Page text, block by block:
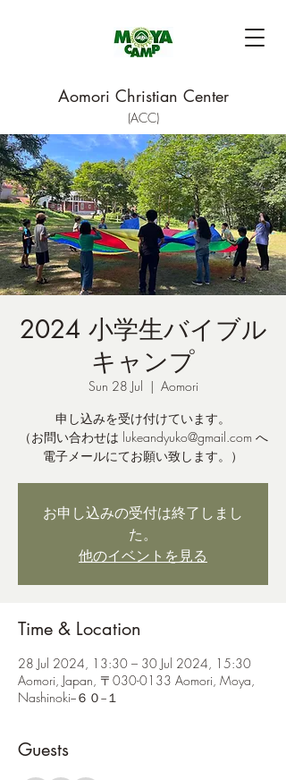
Aomori Christian Center
(ACC)
2024 小学生バイブル
キャンプ
Sun 28 Jul
  |
Aomori
申し込みを受け付けています。
（お問い合わせは lukeandyuko@gmail.com へ
電子メールにてお願い致します。）
お申し込みの受付は終了しまし
た。
他のイベントを見る
Time & Location
28 Jul 2024, 13:30 – 30 Jul 2024, 15:30
Aomori, Japan, 〒030-0133 Aomori, Moya,
Nashinoki−６０−１
Guests